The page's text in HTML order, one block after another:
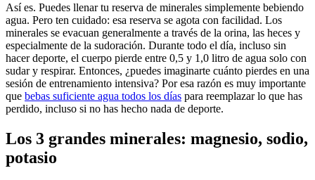
Así es. Puedes llenar tu reserva de minerales simplemente bebiendo
agua. Pero ten cuidado: esa reserva se agota con facilidad. Los
minerales se evacuan generalmente a través de la orina, las heces y
especialmente de la sudoración. Durante todo el día, incluso sin
hacer deporte, el cuerpo pierde entre 0,5 y 1,0 litro de agua solo con
sudar y respirar. Entonces, ¿puedes imaginarte cuánto pierdes en una
sesión de entrenamiento intensiva? Por esa razón es muy importante
que bebas suficiente agua todos los días para reemplazar lo que has
perdido, incluso si no has hecho nada de deporte.
Los 3 grandes minerales: magnesio, sodio,
potasio